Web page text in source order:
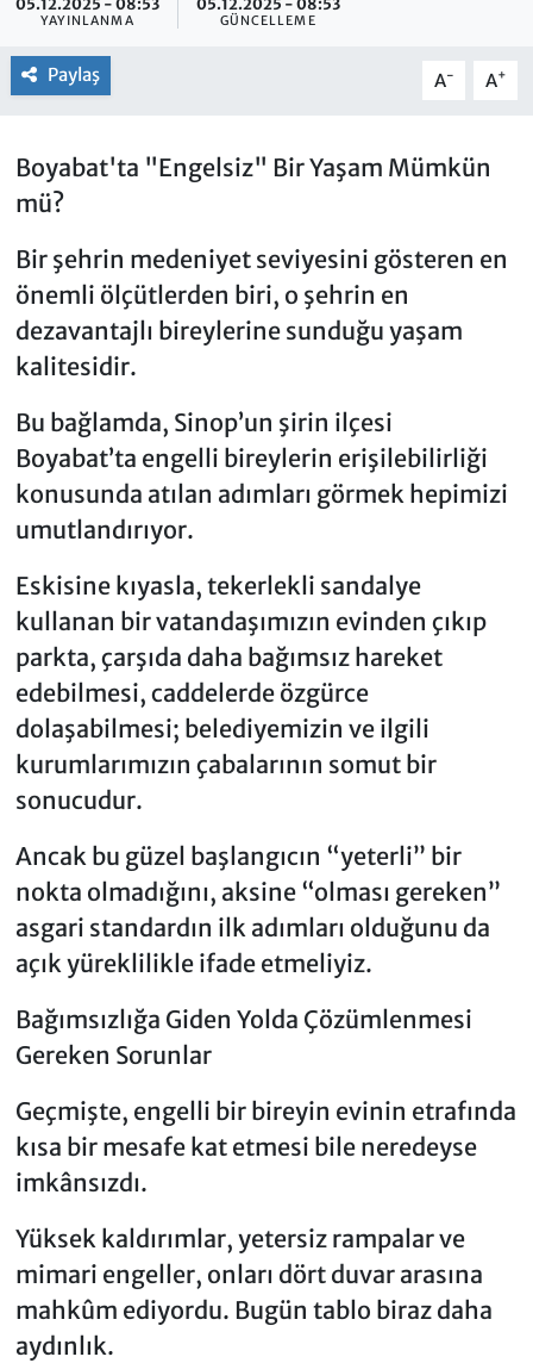
05.12.2025 - 08:53
YAYINLANMA
05.12.2025 - 08:53
GÜNCELLEME
Paylaş A- A+
Boyabat'ta "Engelsiz" Bir Yaşam Mümkün
mü?
Bir şehrin medeniyet seviyesini gösteren en
önemli ölçütlerden biri, o şehrin en
dezavantajlı bireylerine sunduğu yaşam
kalitesidir.
Bu bağlamda, Sinop’un şirin ilçesi
Boyabat’ta engelli bireylerin erişilebilirliği
konusunda atılan adımları görmek hepimizi
umutlandırıyor.
Eskisine kıyasla, tekerlekli sandalye
kullanan bir vatandaşımızın evinden çıkıp
parkta, çarşıda daha bağımsız hareket
edebilmesi, caddelerde özgürce
dolaşabilmesi; belediyemizin ve ilgili
kurumlarımızın çabalarının somut bir
sonucudur.
Ancak bu güzel başlangıcın “yeterli” bir
nokta olmadığını, aksine “olması gereken”
asgari standardın ilk adımları olduğunu da
açık yüreklilikle ifade etmeliyiz.
Bağımsızlığa Giden Yolda Çözümlenmesi
Gereken Sorunlar
Geçmişte, engelli bir bireyin evinin etrafında
kısa bir mesafe kat etmesi bile neredeyse
imkânsızdı.
Yüksek kaldırımlar, yetersiz rampalar ve
mimari engeller, onları dört duvar arasına
mahkûm ediyordu. Bugün tablo biraz daha
aydınlık.